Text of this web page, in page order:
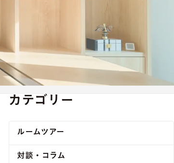
カテゴリー
ルームツアー
対談・コラム